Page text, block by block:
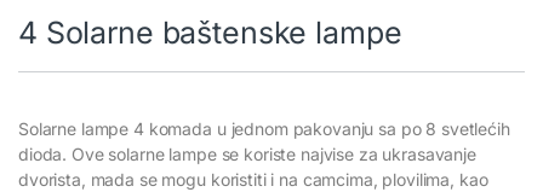
4 Solarne baštenske lampe
Solarne lampe 4 komada u jednom pakovanju sa po 8 svetlećih
dioda. Ove solarne lampe se koriste najvise za ukrasavanje
dvorista, mada se mogu koristiti i na camcima, plovilima, kao